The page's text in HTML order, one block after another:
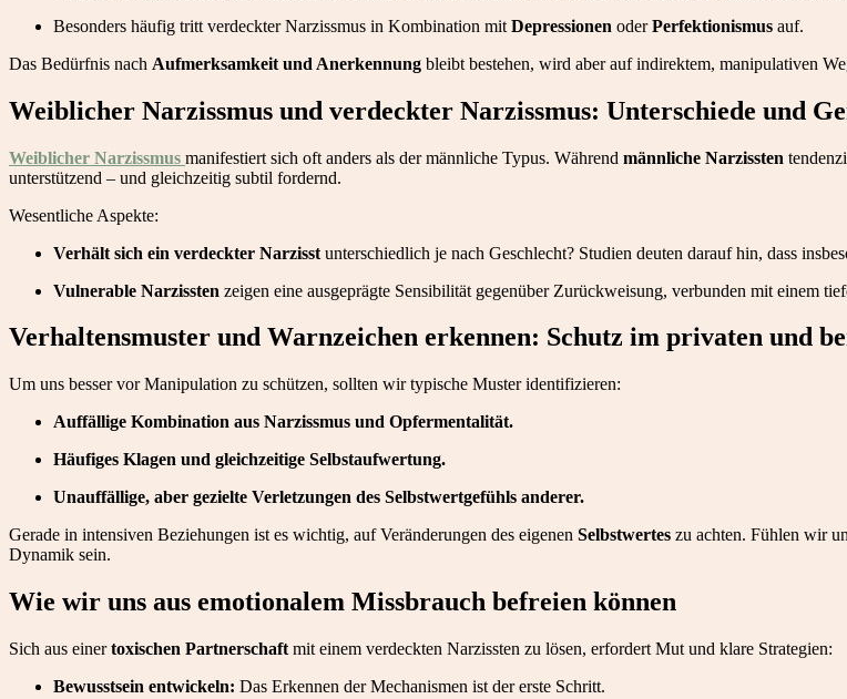
Besonders häufig tritt verdeckter Narzissmus in Kombination mit Depressionen oderPerfektionismus auf.
Das Bedürfnis nach Aufmerksamkeit und Anerkennung bleibt bestehen, wird aber auf indirektem, manipulativen
Weiblicher Narzissmus und verdeckter Narzissmus: Unterschiede und
Weiblicher Narzissmus manifestiert sich oft anders als der männliche Typus. Während männliche Narzissten
unterstützend – und gleichzeitig subtil fordernd.
Wesentliche Aspekte:
Verhält sich ein verdeckter Narzisst unterschiedlich je nach Geschlecht? Studien deuten darauf hin, dass
Vulnerable Narzissten zeigen eine ausgeprägte Sensibilität gegenüber Zurückweisung, verbunden mit einem
Verhaltensmuster und Warnzeichen erkennen: Schutz im privaten und
Um uns besser vor Manipulation zu schützen, sollten wir typische Muster identifizieren:
Auffällige Kombination aus Narzissmus und Opfermentalität.
Häufiges Klagen und gleichzeitige Selbstaufwertung.
Unauffällige, aber gezielte Verletzungen des Selbstwertgefühls anderer.
Gerade in intensiven Beziehungen ist es wichtig, auf Veränderungen des eigenen Selbstwertes zu achten. Fühlen wir
Dynamik sein.
Wie wir uns aus emotionalem Missbrauch befreien können
Sich aus einertoxischen Partnerschaft mit einem verdeckten Narzissten zu lösen, erfordert Mut und klare Strategien:
Bewusstsein entwickeln: Das Erkennen der Mechanismen ist der erste Schritt.